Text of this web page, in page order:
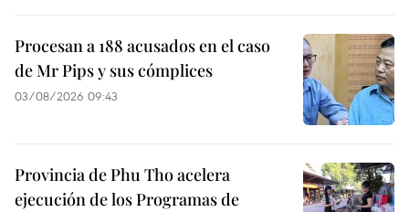
Procesan a 188 acusados en el caso
de Mr Pips y sus cómplices
03/08/2026 09:43
Provincia de Phu Tho acelera
ejecución de los Programas de